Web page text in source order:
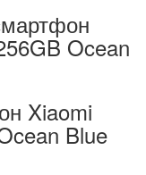
Ocean
Xiaomi
Blue